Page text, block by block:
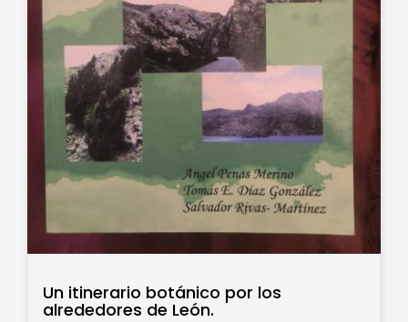
Un itinerario botánico por los
alrededores de León.